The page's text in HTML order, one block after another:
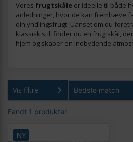
Vores frugtskåle er ideelle til både
anledninger, hvor de kan fremhæve
din yndlingsfrugt. Uanset om du
klassisk stil, finder du en frugtskål,
hjem og skaber en indbydende
Vis filtre
Fandt 1 produkter
NY